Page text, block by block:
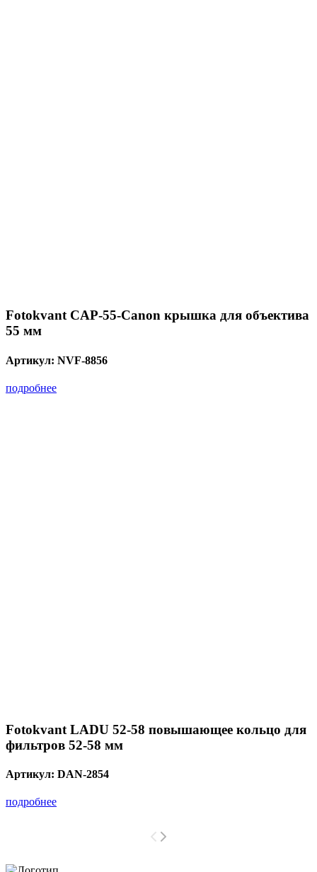
Fotokvant CAP-55-Canon крышка для объектива
55 мм
Артикул: NVF-8856
подробнее
Fotokvant LADU 52-58 повышающее кольцо для
фильтров 52-58 мм
Артикул: DAN-2854
подробнее